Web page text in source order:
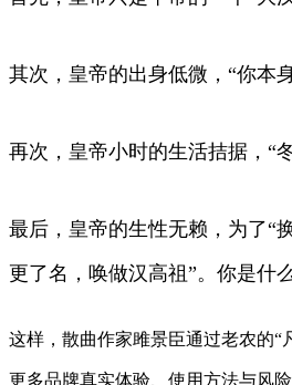
其次，皇帝的出身低微，“你本
再次，皇帝小时的生活拮据，“
最后，皇帝的生性无赖，为了“
更了名，唤做汉高祖”。你是什
这样，散曲作家雎景臣通过老农的“
更多品牌真实体验、使用方法与风